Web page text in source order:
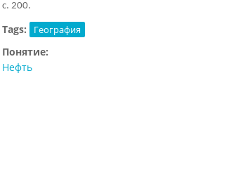
с. 200.
Tags: География
Понятие:
Нефть